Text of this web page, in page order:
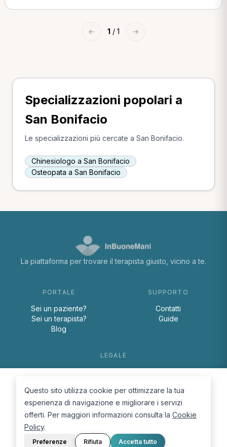
← 1 / 1 →
Specializzazioni popolari a
San Bonifacio
Le specializzazioni più cercate a San Bonifacio.
Chinesiologo a San Bonifacio
Osteopata a San Bonifacio
La piattaforma per trovare il terapista giusto, vicino a te.
PORTALE
Sei un paziente?
Sei un terapista?
Blog
SUPPORTO
Contatti
Guide
LEGALE
Cookie Policy
Questo sito utilizza cookie per ottimizzare la tua
esperienza di navigazione e migliorare i servizi
offerti. Per maggiori informazioni consulta la Cookie
Policy.
Preferenze Rifiuta Accetta tutto